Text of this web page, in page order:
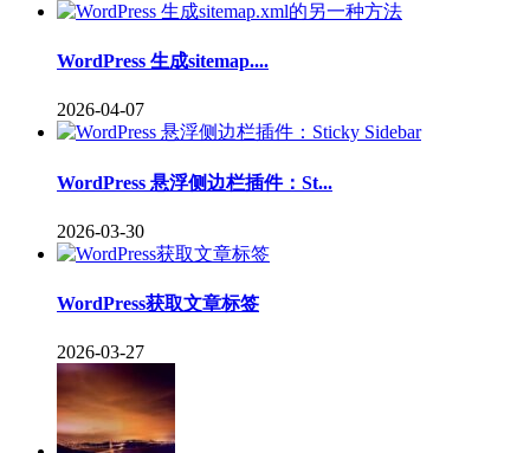
WordPress 生成sitemap....
2026-04-07
WordPress 悬浮侧边栏插件：St...
2026-03-30
WordPress获取文章标签
2026-03-27